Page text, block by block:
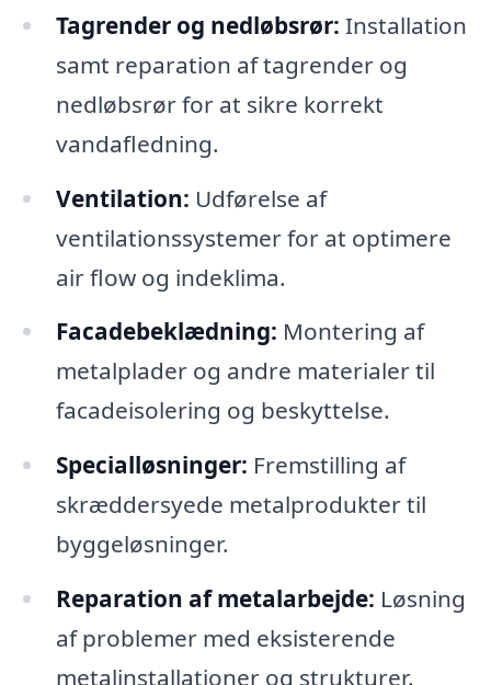
Tagrender og nedløbsrør: Installation
samt reparation af tagrender og
nedløbsrør for at sikre korrekt
vandafledning.
Ventilation: Udførelse af
ventilationssystemer for at optimere
air flow og indeklima.
Facadebeklædning: Montering af
metalplader og andre materialer til
facadeisolering og beskyttelse.
Specialløsninger: Fremstilling af
skræddersyede metalprodukter til
byggeløsninger.
Reparation af metalarbejde: Løsning
af problemer med eksisterende
metalinstallationer og strukturer.